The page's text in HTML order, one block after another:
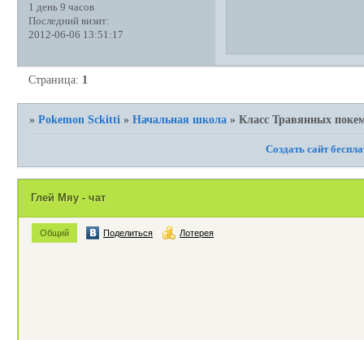
1 день 9 часов
Последний визит:
2012-06-06 13:51:17
Страница: 1
»Pokemon Sckitti »Начальная школа »Класс Травянных
Создать сайт